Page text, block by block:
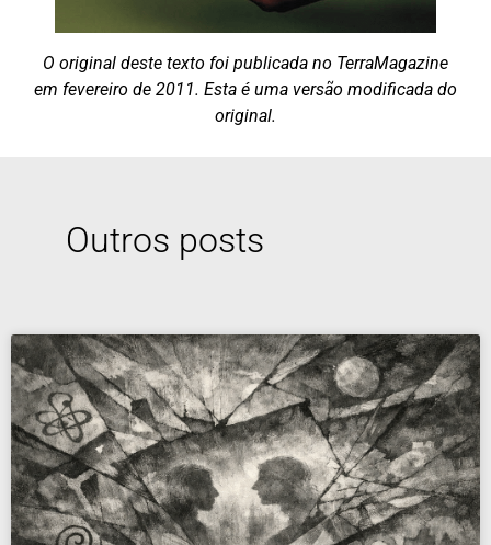
O original deste texto foi publicada no TerraMagazine
em fevereiro de 2011. Esta é uma versão modificada do
original.
Outros posts